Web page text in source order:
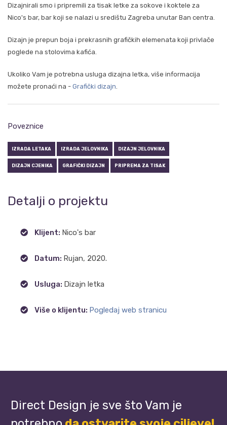
Dizajnirali smo i pripremili za tisak letke za sokove i koktele za
Nico's bar, bar koji se nalazi u središtu Zagreba unutar Ban centra.
Dizajn je prepun boja i prekrasnih grafičkih elemenata koji privlače
poglede na stolovima kafića.
Ukoliko Vam je potrebna usluga dizajna letka, više informacija
možete pronaći na - Grafički dizajn.
Poveznice
IZRADA LETAKA IZRADA JELOVNIKA DIZAJN JELOVNIKA
DIZAJN CJENIKA GRAFIČKI DIZAJN PRIPREMA ZA TISAK
Detalji o projektu
Klijent: Nico's bar
Datum: Rujan, 2020.
Usluga: Dizajn letka
Više o klijentu: Pogledaj web stranicu
Direct Design je sve što Vam je